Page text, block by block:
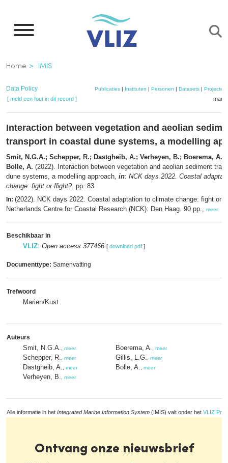
naar
inhoud
gaan
Kruimelpad
Home IMIS
Data Policy Publicaties| Instituten | Personen | Datasets| Projecten
[ meld een fout in dit record ]
Interaction between vegetation and aeolian
transport in coastal dune systems, a modelling
Smit, N.G.A.; Schepper, R.; Dastgheib, A.; Verheyen, B.; Boerema,
Bolle, A. (2022). Interaction between vegetation and aeolian sediment
dune systems, a modelling approach, in: NCK days 2022. Coastal
change: fight or flight?. pp. 83
In: (2022). NCK days 2022. Coastal adaptation to climate change: fight or
Netherlands Centre for Coastal Research (NCK): Den Haag. 90 pp., meer
Beschikbaar in
VLIZ: Open access 377466 [ download pdf ]
Documenttype: Samenvatting
Trefwoord
Marien/Kust
Auteurs
Smit, N.G.A. meer
Schepper, R. meer
Dastgheib, A. meer
Verheyen, B. meer
Boerema, A. meer
Gillis, L.G. meer
Bolle, A. meer
Alle informatie in het Integrated Marine Information System (IMIS) valt onder het VLIZ
Ontvang onze nieuwsbrief